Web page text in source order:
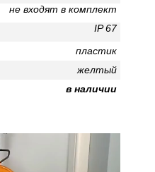
не входят в комплект
IP 67
пластик
желтый
в наличии